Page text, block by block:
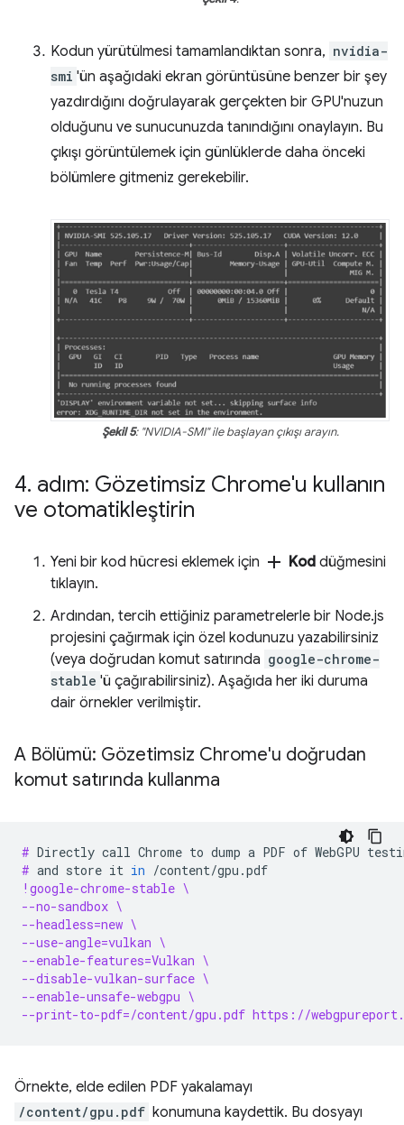
Kodun yürütülmesi tamamlandıktan sonra, nvidia-
smi 'ün aşağıdaki ekran görüntüsüne benzer bir şey
yazdırdığını doğrulayarak gerçekten bir GPU'nuzun
olduğunu ve sunucunuzda tanındığını onaylayın. Bu
çıkışı görüntülemek için günlüklerde daha önceki
bölümlere gitmeniz gerekebilir.
Şekil 5: "NVIDIA-SMI" ile başlayan çıkışı arayın.
4. adım: Gözetimsiz Chrome'u kullanın
ve otomatikleştirin
Yeni bir kod hücresi eklemek için add Kod düğmesini
tıklayın.
Ardından, tercih ettiğiniz parametrelerle bir Node.js
projesini çağırmak için özel kodunuzu yazabilirsiniz
(veya doğrudan komut satırında google-chrome-
stable 'ü çağırabilirsiniz). Aşağıda her iki duruma
dair örnekler verilmiştir.
A Bölümü: Gözetimsiz Chrome'u doğrudan
komut satırında kullanma
# Directly call Chrome to dump a PDF of WebGPU
# and store it in
!google-chrome-stable \
--no-sandbox \
--headless=new \
--use-angle=vulkan \
--enable-features=Vulkan \
--disable-vulkan-surface \
--enable-unsafe-webgpu \
--print-to-pdf=/content/gpu.pdf https://
Örnekte, elde edilen PDF yakalamayı
/content/gpu.pdf konumuna kaydettik. Bu dosyayı